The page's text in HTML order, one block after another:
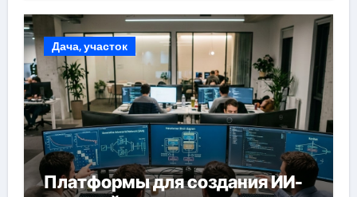
Дача, участок
Платформы для создания ИИ-